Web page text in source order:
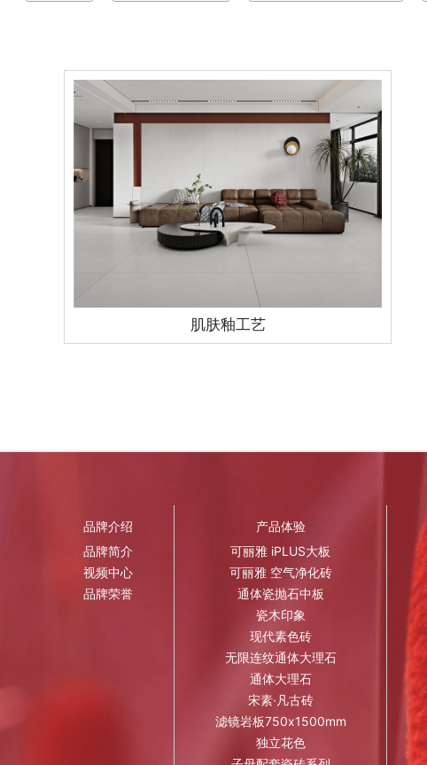
肌肤釉工艺
品牌介绍
品牌简介
视频中心
品牌荣誉
产品体验
可丽雅 iPLUS大板
可丽雅 空气净化砖
通体瓷抛石中板
瓷木印象
现代素色砖
无限连纹通体大理石
通体大理石
宋素·凡古砖
滤镜岩板750x1500mm
独立花色